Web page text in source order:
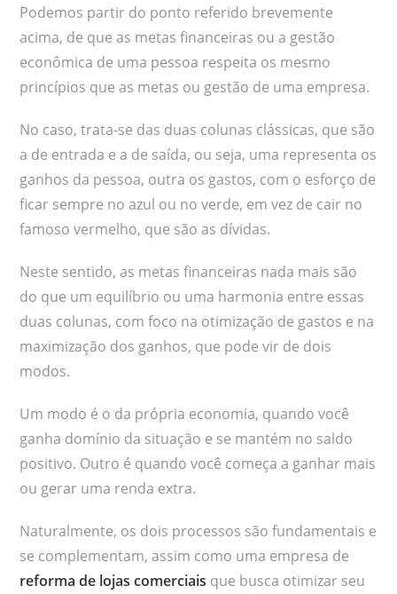
Podemos partir do ponto referido brevemente
acima, de que as metas financeiras ou a gestão
econômica de uma pessoa respeita os mesmo
princípios que as metas ou gestão de uma empresa.
No caso, trata-se das duas colunas clássicas, que são
a de entrada e a de saída, ou seja, uma representa os
ganhos da pessoa, outra os gastos, com o esforço de
ficar sempre no azul ou no verde, em vez de cair no
famoso vermelho, que são as dívidas.
Neste sentido, as metas financeiras nada mais são
do que um equilíbrio ou uma harmonia entre essas
duas colunas, com foco na otimização de gastos e na
maximização dos ganhos, que pode vir de dois
modos.
Um modo é o da própria economia, quando você
ganha domínio da situação e se mantém no saldo
positivo. Outro é quando você começa a ganhar mais
ou gerar uma renda extra.
Naturalmente, os dois processos são fundamentais e
se complementam, assim como uma empresa de
reforma de lojas comerciais que busca otimizar seu